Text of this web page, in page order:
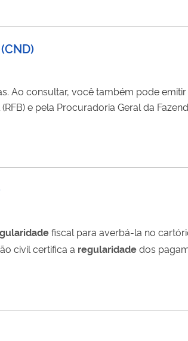
(CND)
Ao consultar, você também pode emitir
a todos os tributos federais e Divida
fiscal para averbá-la no
civil certifica a regularidadedos
a aferição (verificação e cálculo) por